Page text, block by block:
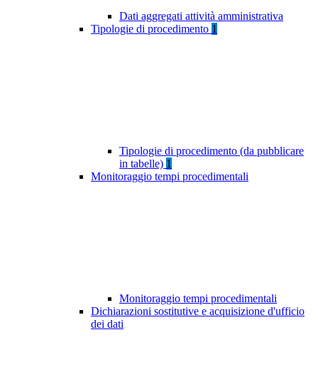
Dati aggregati attività amministrativa
Tipologie di procedimento 1
Tipologie di procedimento (da pubblicare
in tabelle) 1
Monitoraggio tempi procedimentali
Monitoraggio tempi procedimentali
Dichiarazioni sostitutive e acquisizione d'ufficio
dei dati